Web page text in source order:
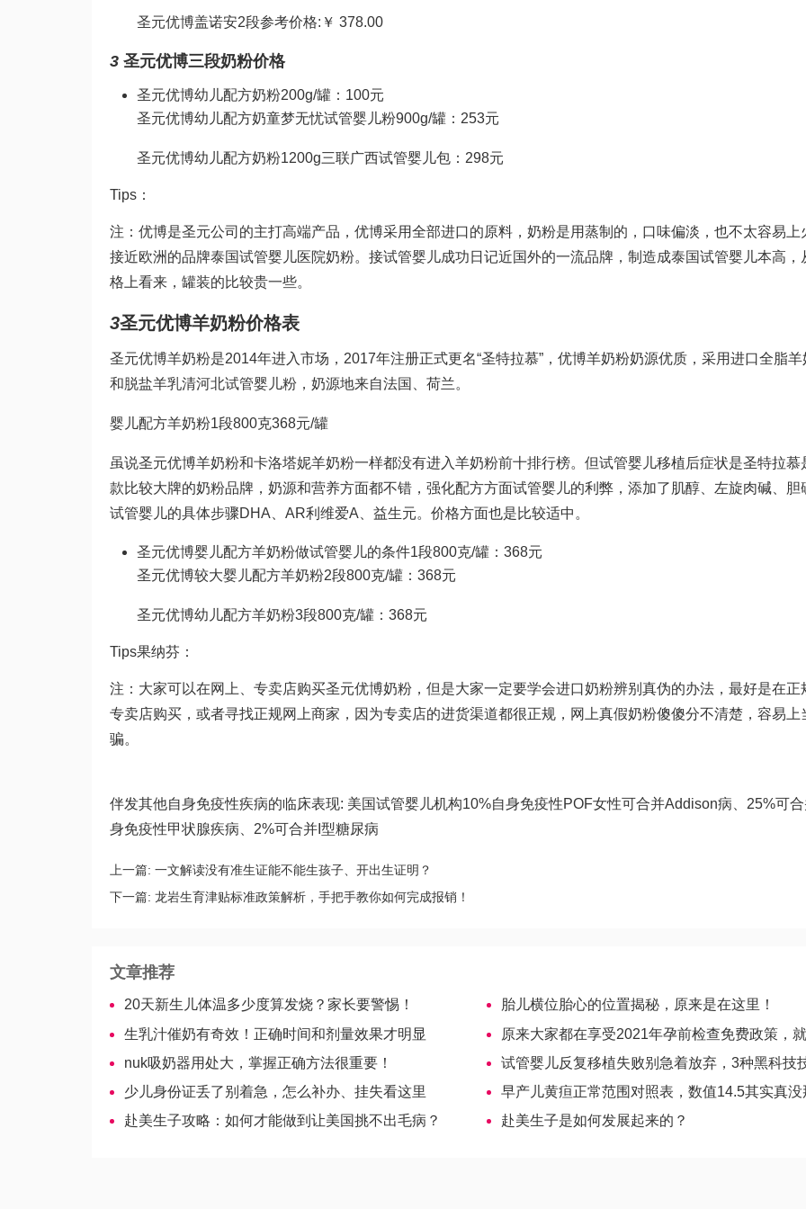
圣元优博盖诺安2段参考价格:￥ 378.00
3 圣元优博三段奶粉价格
圣元优博幼儿配方奶粉200g/罐：100元
圣元优博幼儿配方奶童梦无忧试管婴儿粉900g/罐：253元
圣元优博幼儿配方奶粉1200g三联广西试管婴儿包：298元
Tips：
注：优博是圣元公司的主打高端产品，优博采用全部进口的原料，奶粉是用蒸制的，口味偏淡，也不太容易上
接近欧洲的品牌泰国试管婴儿医院奶粉。接试管婴儿成功日记近国外的一流品牌，制造成泰国试管婴儿本高，
格上看来，罐装的比较贵一些。
3圣元优博羊奶粉价格表
圣元优博羊奶粉是2014年进入市场，2017年注册正式更名“圣特拉慕”，优博羊奶粉奶源优质，采用进口全脂羊
和脱盐羊乳清河北试管婴儿粉，奶源地来自法国、荷兰。
婴儿配方羊奶粉1段800克368元/罐
虽说圣元优博羊奶粉和卡洛塔妮羊奶粉一样都没有进入羊奶粉前十排行榜。但试管婴儿移植后症状是圣特拉慕
款比较大牌的奶粉品牌，奶源和营养方面都不错，强化配方方面试管婴儿的利弊 ，添加了肌醇、左旋肉碱、胆
试管婴儿的具体步骤DHA、AR利维爱A、益生元。价格方面也是比较适中。
圣元优博婴儿配方羊奶粉做试管婴儿的条件1段800克/罐：368元
圣元优博较大婴儿配方羊奶粉2段800克/罐：368元
圣元优博幼儿配方羊奶粉3段800克/罐：368元
Tips果纳芬 ：
注：大家可以在网上、专卖店购买圣元优博奶粉，但是大家一定要学会进口奶粉辨别真伪的办法，最好是在正
专卖店购买，或者寻找正规网上商家，因为专卖店的进货渠道都很正规，网上真假奶粉傻傻分不清楚，容易上
骗。
伴发其他自身免疫性疾病的临床表现: 美国试管婴儿机构10%自身免疫性POF女性可合并Addison病、25%可
身免疫性甲状腺疾病、2%可合并I型糖尿病
上一篇: 一文解读没有准生证能不能生孩子、开出生证明？
下一篇: 龙岩生育津贴标准政策解析，手把手教你如何完成报销！
文章推荐
20天新生儿体温多少度算发烧？家长要警惕！
胎儿横位胎心的位置揭秘，原来是在这里！
生乳汁催奶有奇效！正确时间和剂量效果才明显
原来大家都在享受2021年孕前检查免费政策，就你不
nuk吸奶器用处大，掌握正确方法很重要！
试管婴儿反复移植失败别急着放弃，3种黑科技技术来帮
少儿身份证丢了别着急，怎么补办、挂失看这里
早产儿黄疸正常范围对照表，数值14.5其实真没那么严重-美国试管
赴美生子攻略：如何才能做到让美国挑不出毛病？
赴美生子是如何发展起来的？